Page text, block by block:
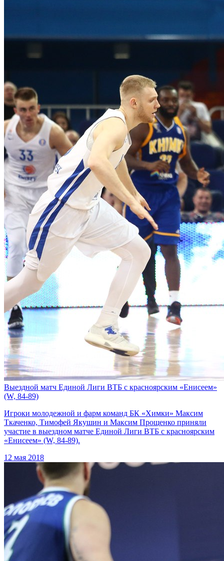
Выездной матч Единой Лиги ВТБ с красноярским «Енисеем»
(W, 84-89)
Игроки молодежной и фарм команд БК «Химки» Максим
Ткаченко, Тимофей Якушин и Максим Прощенко приняли
участие в выездном матче Единой Лиги ВТБ с красноярским
«Енисеем» (W, 84-89).
12 мая 2018